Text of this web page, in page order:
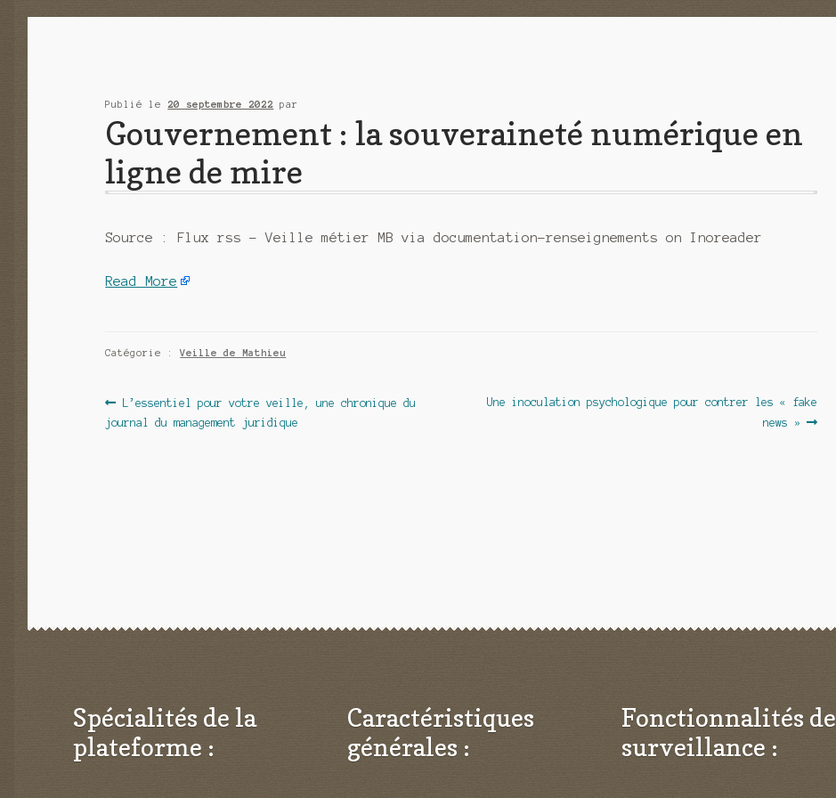
Publié le 20 septembre 2022 par
Gouvernement : la souveraineté numérique en
ligne de mire
Source : Flux rss – Veille métier MB via documentation-renseignements on Inoreader
Read More
Catégorie :Veille de Mathieu
Navigation
de
Article
précédent :
L’essentiel pour votre veille, une chronique du
journal du management juridique
Article
Une inoculation psychologique pour contrer les « fake
news »
Spécialités de la
plateforme :
Caractéristiques
générales :
Fonctionnalités de
surveillance :